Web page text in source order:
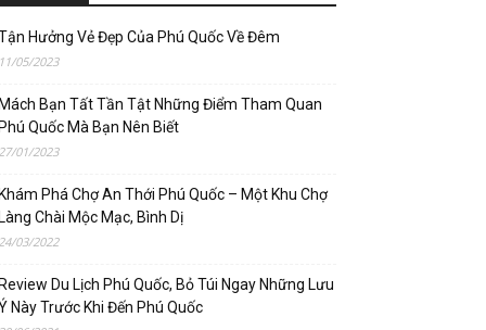
Hưởng Vẻ Đẹp Của Phú Quốc Về Đêm
05/2023
Bạn Tất Tần Tật Những Điểm Tham Quan
Quốc Mà Bạn Nên Biết
01/2023
Phá Chợ An Thới Phú Quốc – Một Khu Chợ
Chài Mộc Mạc, Bình Dị
03/2022
Du Lịch Phú Quốc, Bỏ Túi Ngay Những Lưu
Này Trước Khi Đến Phú Quốc